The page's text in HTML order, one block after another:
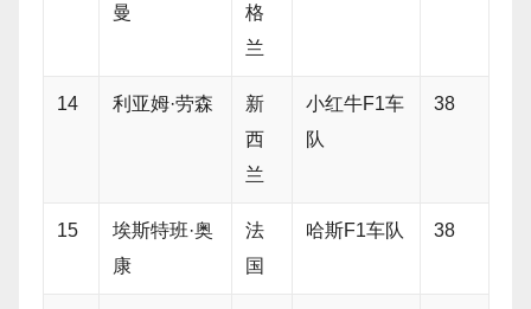
曼
格
兰
14 利亚姆·劳森
新
西
兰
小红牛F1车
队
38
15
埃斯特班·奥
康
法
国
哈斯F1车队 38